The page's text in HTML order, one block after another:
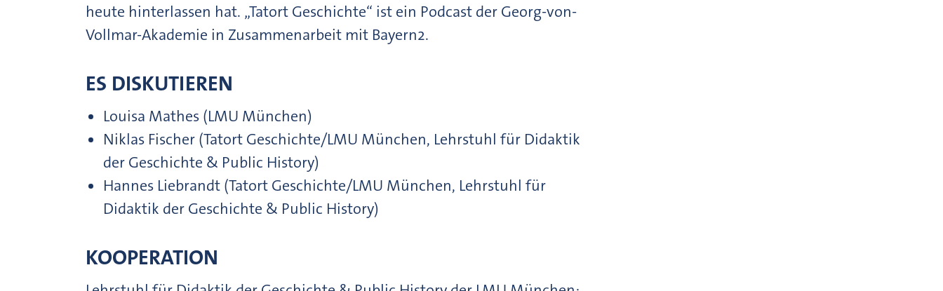
heute hinterlassen hat. „Tatort Geschichte“ ist ein Podcast der Georg-von-
Vollmar-Akademie in Zusammenarbeit mit Bayern2.
ES DISKUTIEREN
Louisa Mathes (LMU München)
Niklas Fischer (Tatort Geschichte/LMU München, Lehrstuhl für Didaktik
der Geschichte & Public History)
Hannes Liebrandt (Tatort Geschichte/LMU München, Lehrstuhl für
Didaktik der Geschichte & Public History)
KOOPERATION